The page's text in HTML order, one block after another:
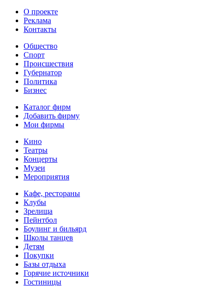
О проекте
Реклама
Контакты
Общество
Спорт
Происшествия
Губернатор
Политика
Бизнес
Каталог фирм
Добавить фирму
Мои фирмы
Кино
Театры
Концерты
Музеи
Мероприятия
Кафе, рестораны
Клубы
Зрелища
Пейнтбол
Боулинг и бильярд
Школы танцев
Детям
Покупки
Базы отдыха
Горячие источники
Гостиницы